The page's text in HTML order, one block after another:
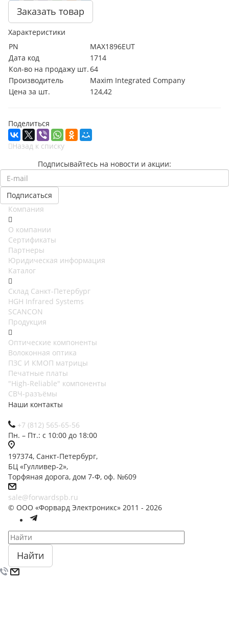
Заказать товар
Характеристики
PN
MAX1896EUT
Дата код
1714
Кол-во на продажу шт.64
Производитель
Maxim Integrated Company
Цена за шт.
124,42
Поделиться
Назад к списку
Подписывайтесь на новости и акции:
Компания
О компании
Сертификаты
Партнеры
Юридическая информация
Каталог
Cклад Санкт-Петербург
HGH Infrared Systems
SCANCON
Продукция
Оптические компоненты
Волоконная оптика
ПЗС И КМОП матрицы
Печатные платы
"High-Reliable" компоненты
СВЧ-разъёмы
Наши контакты
+7 (812) 565-65-56
Пн. – Пт.: с 10:00 до 18:00
197374, Санкт-Петербург,
БЦ «Гулливер-2»,
Торфяная дорога, дом 7-Ф, оф. №609
sale@forwardspb.ru
© ООО «Форвард Электроникс» 2011 - 2026
Найти